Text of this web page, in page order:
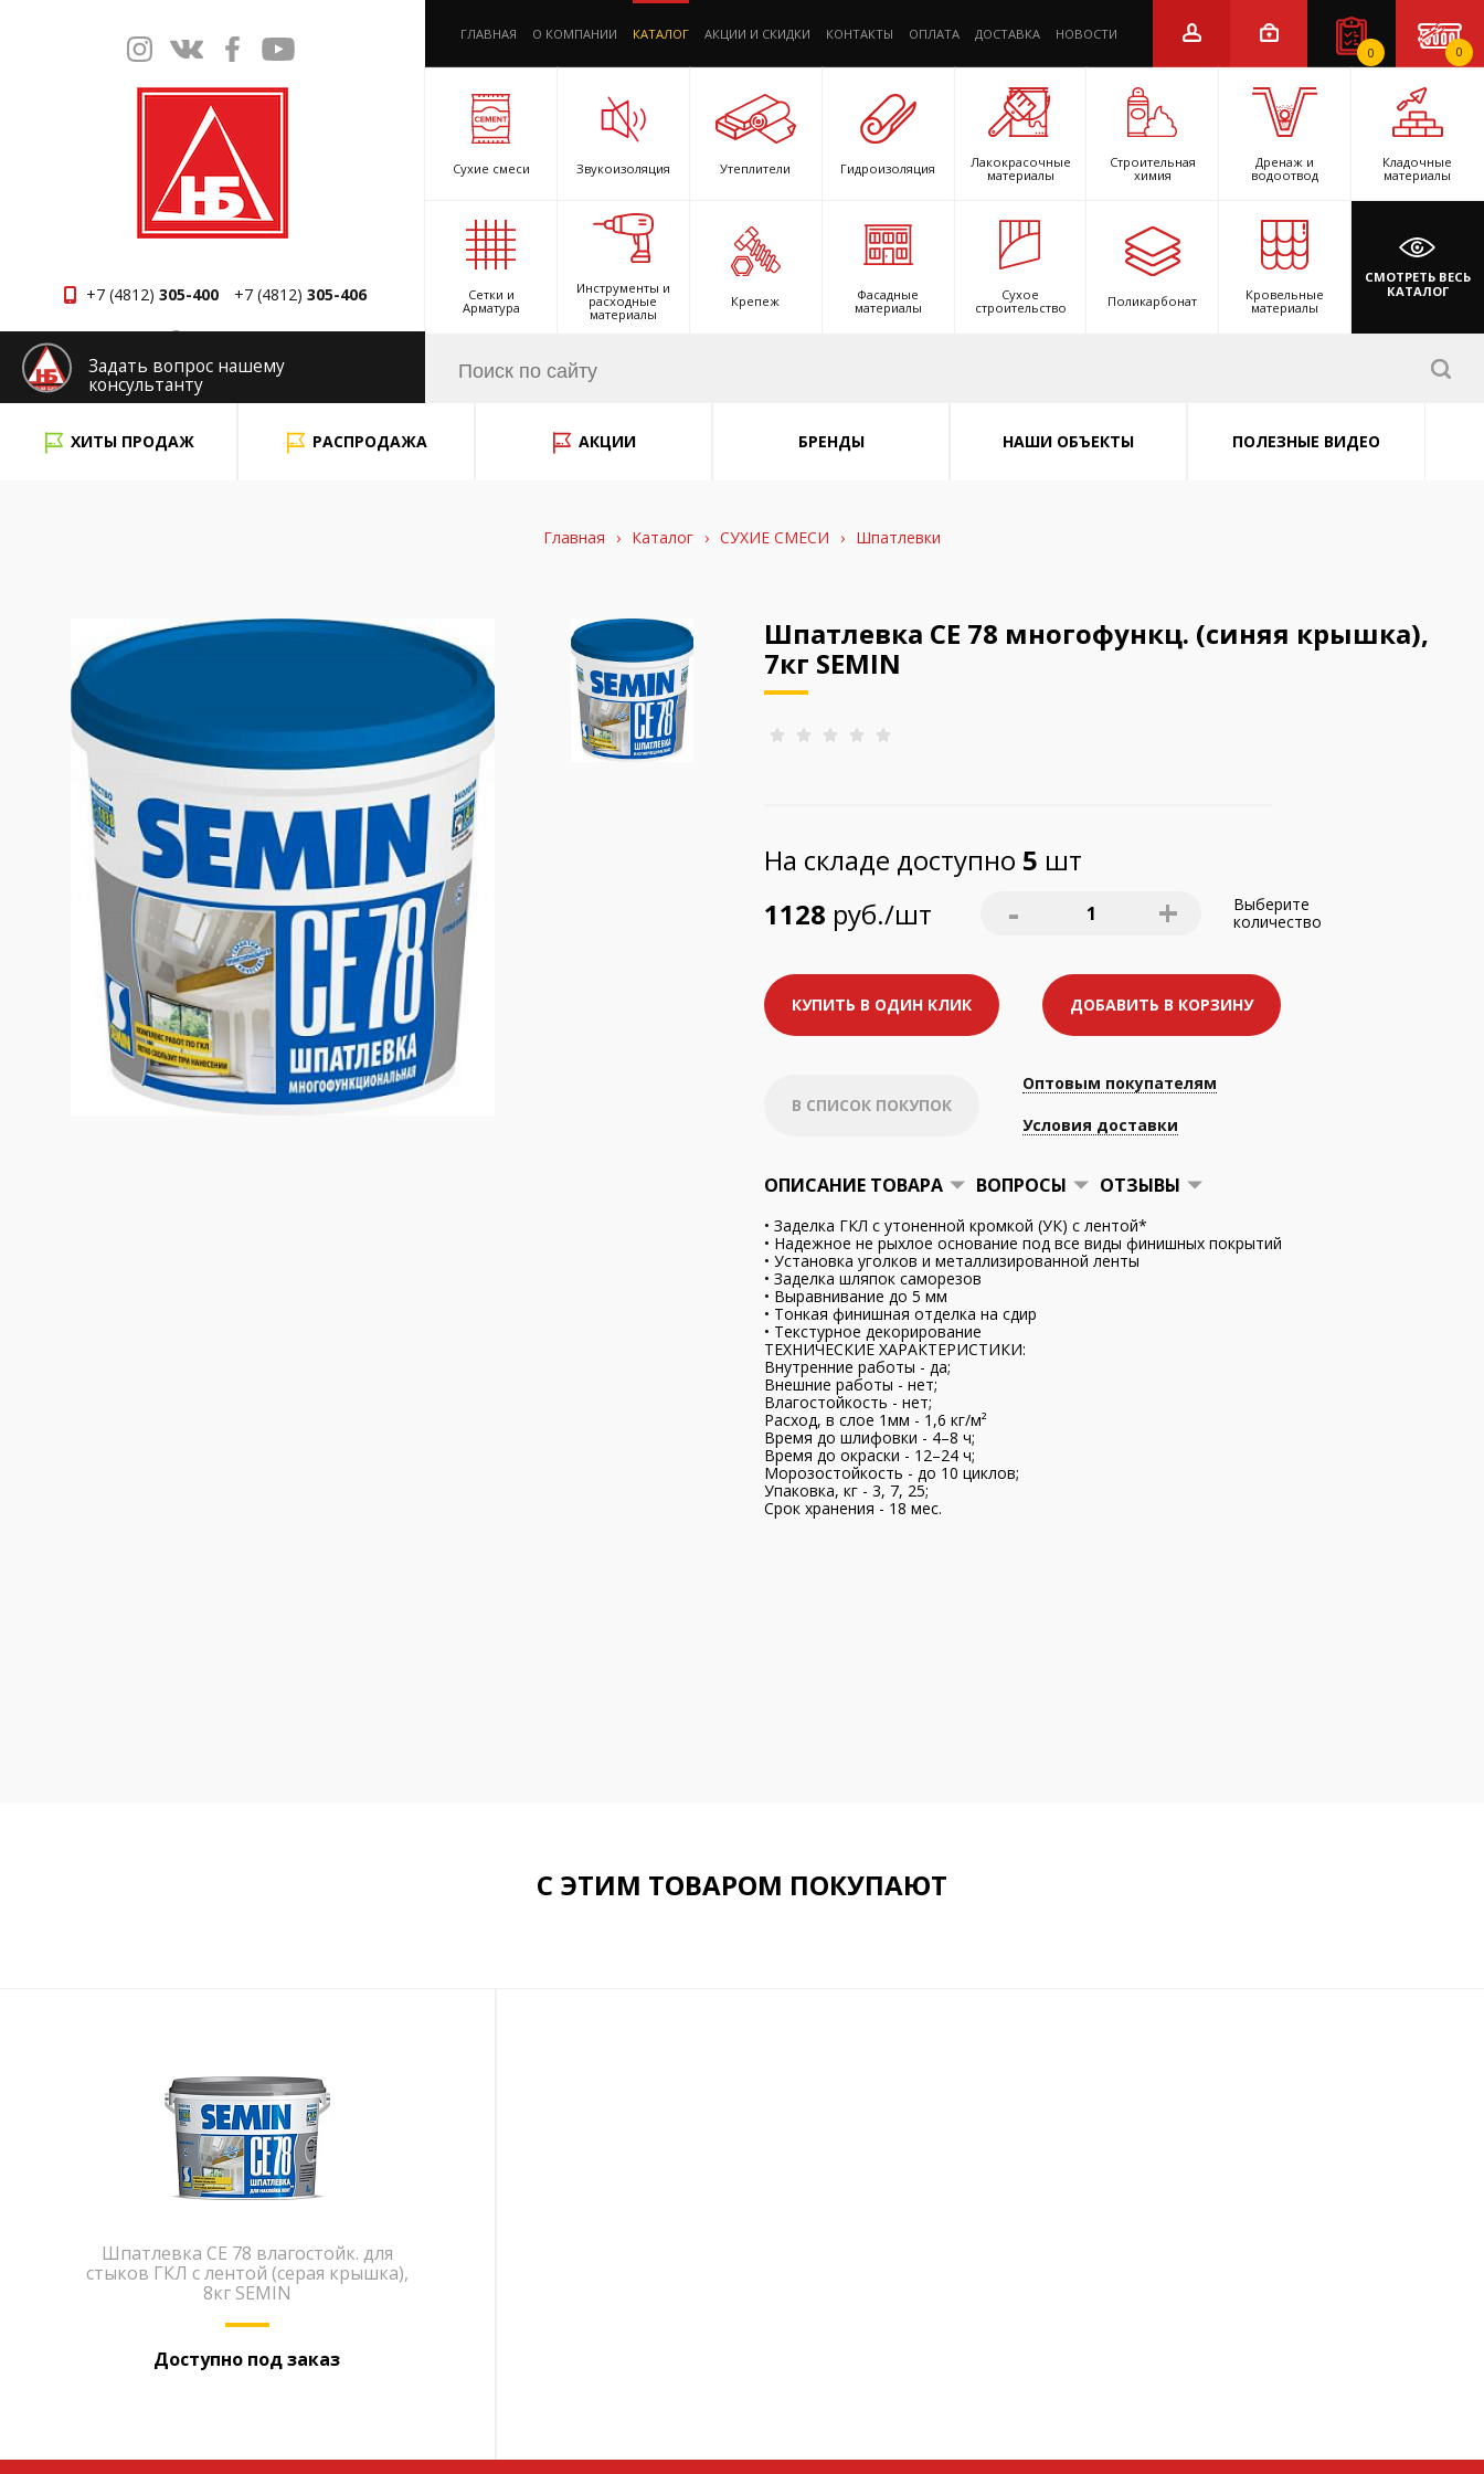
+7 (4812) 305-400 +7 (4812) 305-406
Смоленск
ГЛАВНАЯ О КОМПАНИИ КАТАЛОГ АКЦИИ И СКИДКИ КОНТАКТЫ ОПЛАТА ДОСТАВКА НОВОСТИ
0 0
Сухие смеси Звукоизоляция Утеплители Гидроизоляция
Лакокрасочные
материалы
Строительная
химия
Дренаж и
водоотвод
Кладочные
материалы
Сетки и
Арматура
Инструменты и
расходные
материалы
Крепеж
Фасадные
материалы
Сухое
строительство
Поликарбонат
Кровельные
материалы
СМОТРЕТЬ ВЕСЬ
КАТАЛОГ
Задать вопрос нашему
консультанту
ХИТЫ ПРОДАЖ
РАСПРОДАЖА АКЦИИ БРЕНДЫ НАШИ ОБЪЕКТЫ ПОЛЕЗНЫЕ ВИДЕО
Главная › Каталог › СУХИЕ СМЕСИ › Шпатлевки
Шпатлевка СЕ 78 многофункц. (синяя крышка),
7кг SEMIN
На складе доступно 5 шт
1128 руб./шт - 1 +
Выберите
количество
КУПИТЬ В ОДИН КЛИК ДОБАВИТЬ В КОРЗИНУ
В СПИСОК ПОКУПОК
Оптовым покупателям
Условия доставки
ОПИСАНИЕ ТОВАРА ВОПРОСЫ ОТЗЫВЫ
• Заделка ГКЛ с утоненной кромкой (УК) с лентой*
• Надежное не рыхлое основание под все виды финишных покрытий
• Установка уголков и металлизированной ленты
• Заделка шляпок саморезов
• Выравнивание до 5 мм
• Тонкая финишная отделка на сдир
• Текстурное декорирование
ТЕХНИЧЕСКИЕ ХАРАКТЕРИСТИКИ:
Внутренние работы - да;
Внешние работы - нет;
Влагостойкость - нет;
Расход, в слое 1мм - 1,6 кг/м²
Время до шлифовки - 4–8 ч;
Время до окраски - 12–24 ч;
Морозостойкость - до 10 циклов;
Упаковка, кг - 3, 7, 25;
Срок хранения - 18 мес.
С ЭТИМ ТОВАРОМ ПОКУПАЮТ
Шпатлевка СЕ 78 влагостойк. для
стыков ГКЛ с лентой (серая крышка),
8кг SEMIN
Доступно под заказ